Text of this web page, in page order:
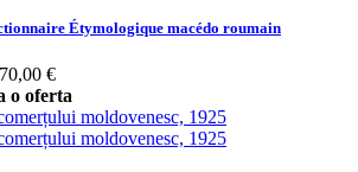
Étymologique macédo roumain
70,00 €
o oferta